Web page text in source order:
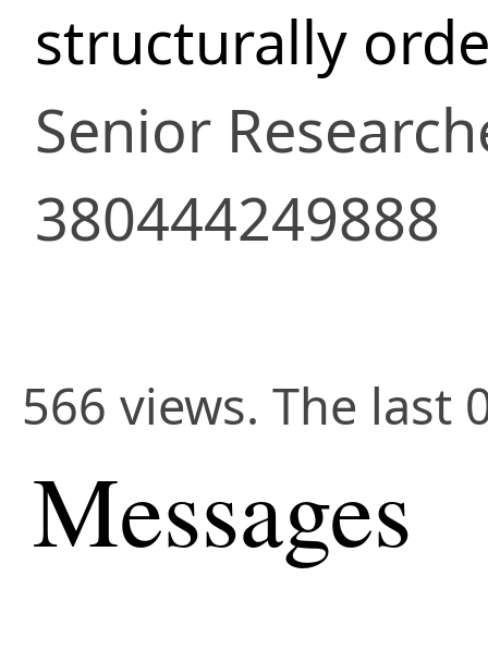
structurally
Senior
380444249888
566 views. The last
Messages